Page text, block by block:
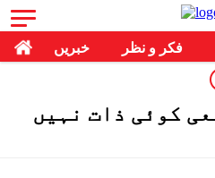
خبریں فکر و نظر
کوئی ذات نہیں